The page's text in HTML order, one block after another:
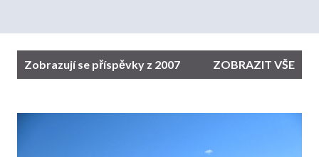
Zobrazují se příspěvky z 2007 ZOBRAZIT VŠE